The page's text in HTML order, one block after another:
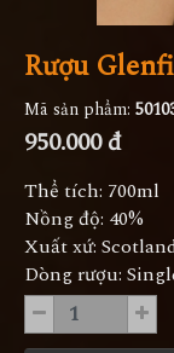
Rượu
Mã sản phẩm:
950.000 đ
Thể tích: 700ml
Nồng độ: 40%
Xuất xứ:
Dòng rượu: